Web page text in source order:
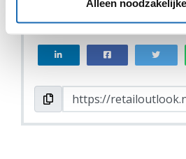
Alleen
DEEL DIT IN JOUW